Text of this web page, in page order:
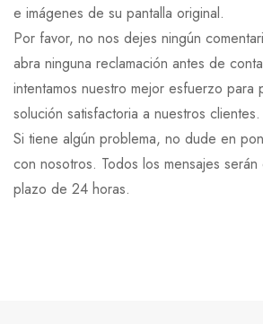
e imágenes de su pantalla original.
Por favor, no nos dejes ningún
abra ninguna reclamación antes de
intentamos nuestro mejor esfuerzo para
solución satisfactoria a nuestros clientes.
Si tiene algún problema, no dude en
con nosotros. Todos los mensajes
plazo de 24 horas.